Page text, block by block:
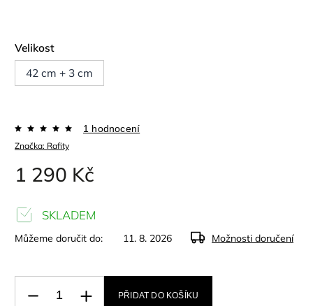
Velikost
42 cm + 3 cm
Značka: Rafity
1 hodnocení
1 290 Kč
SKLADEM
Můžeme doručit do: 11. 8. 2026 Možnosti doručení
PŘIDAT DO KOŠÍKU